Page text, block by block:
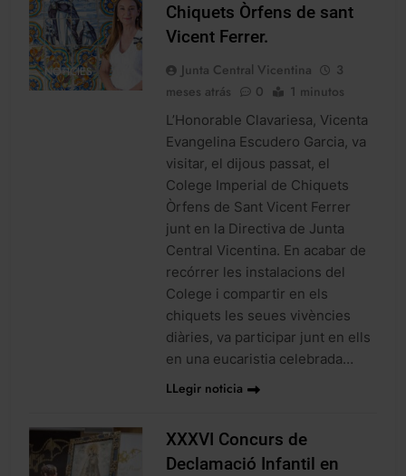
NOTICIES
Chiquets Òrfens de sant
Vicent Ferrer.
Junta Central Vicentina
3
meses atrás
0 1 minutos
L’Honorable Clavariesa, Vicenta
Evangelina Escudero Garcia, va
visitar, el dijous passat, el
Colege Imperial de Chiquets
Òrfens de Sant Vicent Ferrer
junt en la Directiva de Junta
Central Vicentina. En acabar de
recórrer les instalacions del
Colege i compartir en els
chiquets les seues vivències
diàries, va participar junt en ells
en una eucaristia celebrada…
LLegir noticia
XXXVI Concurs de
Declamació Infantil en